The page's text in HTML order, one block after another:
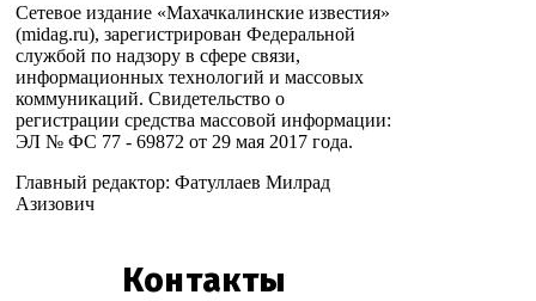
Сетевое издание «Махачкалинские известия»
(midag.ru), зарегистрирован Федеральной
службой по надзору в сфере связи,
информационных технологий и массовых
коммуникаций. Свидетельство о
регистрации средства массовой информации:
ЭЛ № ФС 77 - 69872 от 29 мая 2017 года.
Главный редактор: Фатуллаев Милрад
Азизович
Контакты